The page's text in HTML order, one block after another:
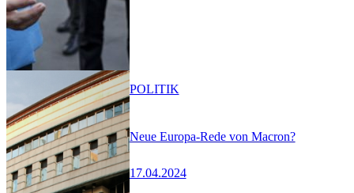
Neue Europa-Rede von Macron?
17.04.2024
POLITIK